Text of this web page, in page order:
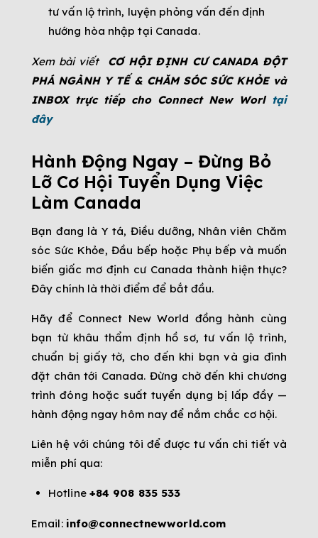
tư vấn lộ trình, luyện phỏng vấn đến định
hướng hòa nhập tại Canada.
Xem bài viết
CƠ HỘI ĐỊNH CƯ CANADA ĐỘT
PHÁ NGÀNH Y TẾ & CHĂM SÓC SỨC KHỎE và
INBOX trực tiếp cho Connect New Worl tại
đây
Hành Động Ngay – Đừng Bỏ
Lỡ Cơ Hội Tuyển Dụng Việc
Làm Canada
Bạn đang là Y tá, Điều dưỡng, Nhân viên Chăm
sóc Sức Khỏe, Đầu bếp hoặc Phụ bếp và muốn
biến giấc mơ định cư Canada thành hiện thực?
Đây chính là thời điểm để bắt đầu.
Hãy để Connect New World đồng hành cùng
bạn từ khâu thẩm định hồ sơ, tư vấn lộ trình,
chuẩn bị giấy tờ, cho đến khi bạn và gia đình
đặt chân tới Canada. Đừng chờ đến khi chương
trình đóng hoặc suất tuyển dụng bị lấp đầy —
hành động ngay hôm nay để nắm chắc cơ hội.
Liên hệ với chúng tôi để được tư vấn chi tiết và
miễn phí qua:
Hotline +84 908 835 533
Email: info@connectnewworld.com